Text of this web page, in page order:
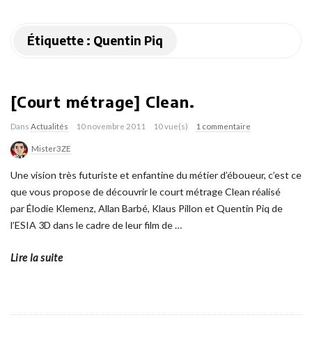
Étiquette : Quentin Piq
[Court métrage] Clean.
Dans Actualités 10 novembre 2011 10 vue(s) 1 commentaire
Mister3ZE
Une vision très futuriste et enfantine du métier d’éboueur, c’est ce
que vous propose de découvrir le court métrage Clean réalisé
par Élodie Klemenz, Allan Barbé, Klaus Pillon et Quentin Piq de
l’ESIA 3D dans le cadre de leur film de…
Lire la suite